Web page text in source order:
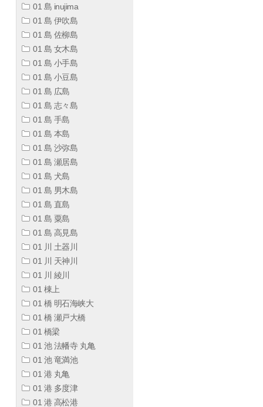
01 島 inujima
01 島 伊吹島
01 島 佐柳島
01 島 女木島
01 島 小手島
01 島 小豆島
01 島 広島
01 島 志々島
01 島 手島
01 島 本島
01 島 沙弥島
01 島 瀬居島
01 島 犬島
01 島 男木島
01 島 直島
01 島 粟島
01 島 高見島
01 川 土器川
01 川 天神川
01 川 綾川
01 棟上
01 橋 明石海峡大
01 橋 瀬戸大橋
01 橋梁
01 池 法幡寺 丸亀
01 池 竜満池
01 港 丸亀
01 港 多度津
01 港 高松港